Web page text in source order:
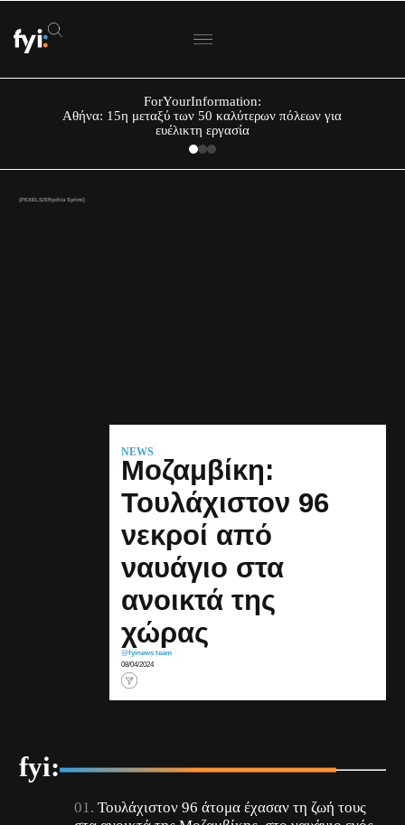
ForYourInformation:
Αθήνα: 15η μεταξύ των 50 καλύτερων πόλεων για
ευέλικτη εργασία
(PEXELS/Eftychia Syrimi)
NEWS
Μοζαμβίκη:
Τουλάχιστον 96
νεκροί από
ναυάγιο στα
ανοικτά της
χώρας
@fyinews team
08/04/2024
fyi:
Τουλάχιστον 96 άτομα έχασαν τη ζωή τους